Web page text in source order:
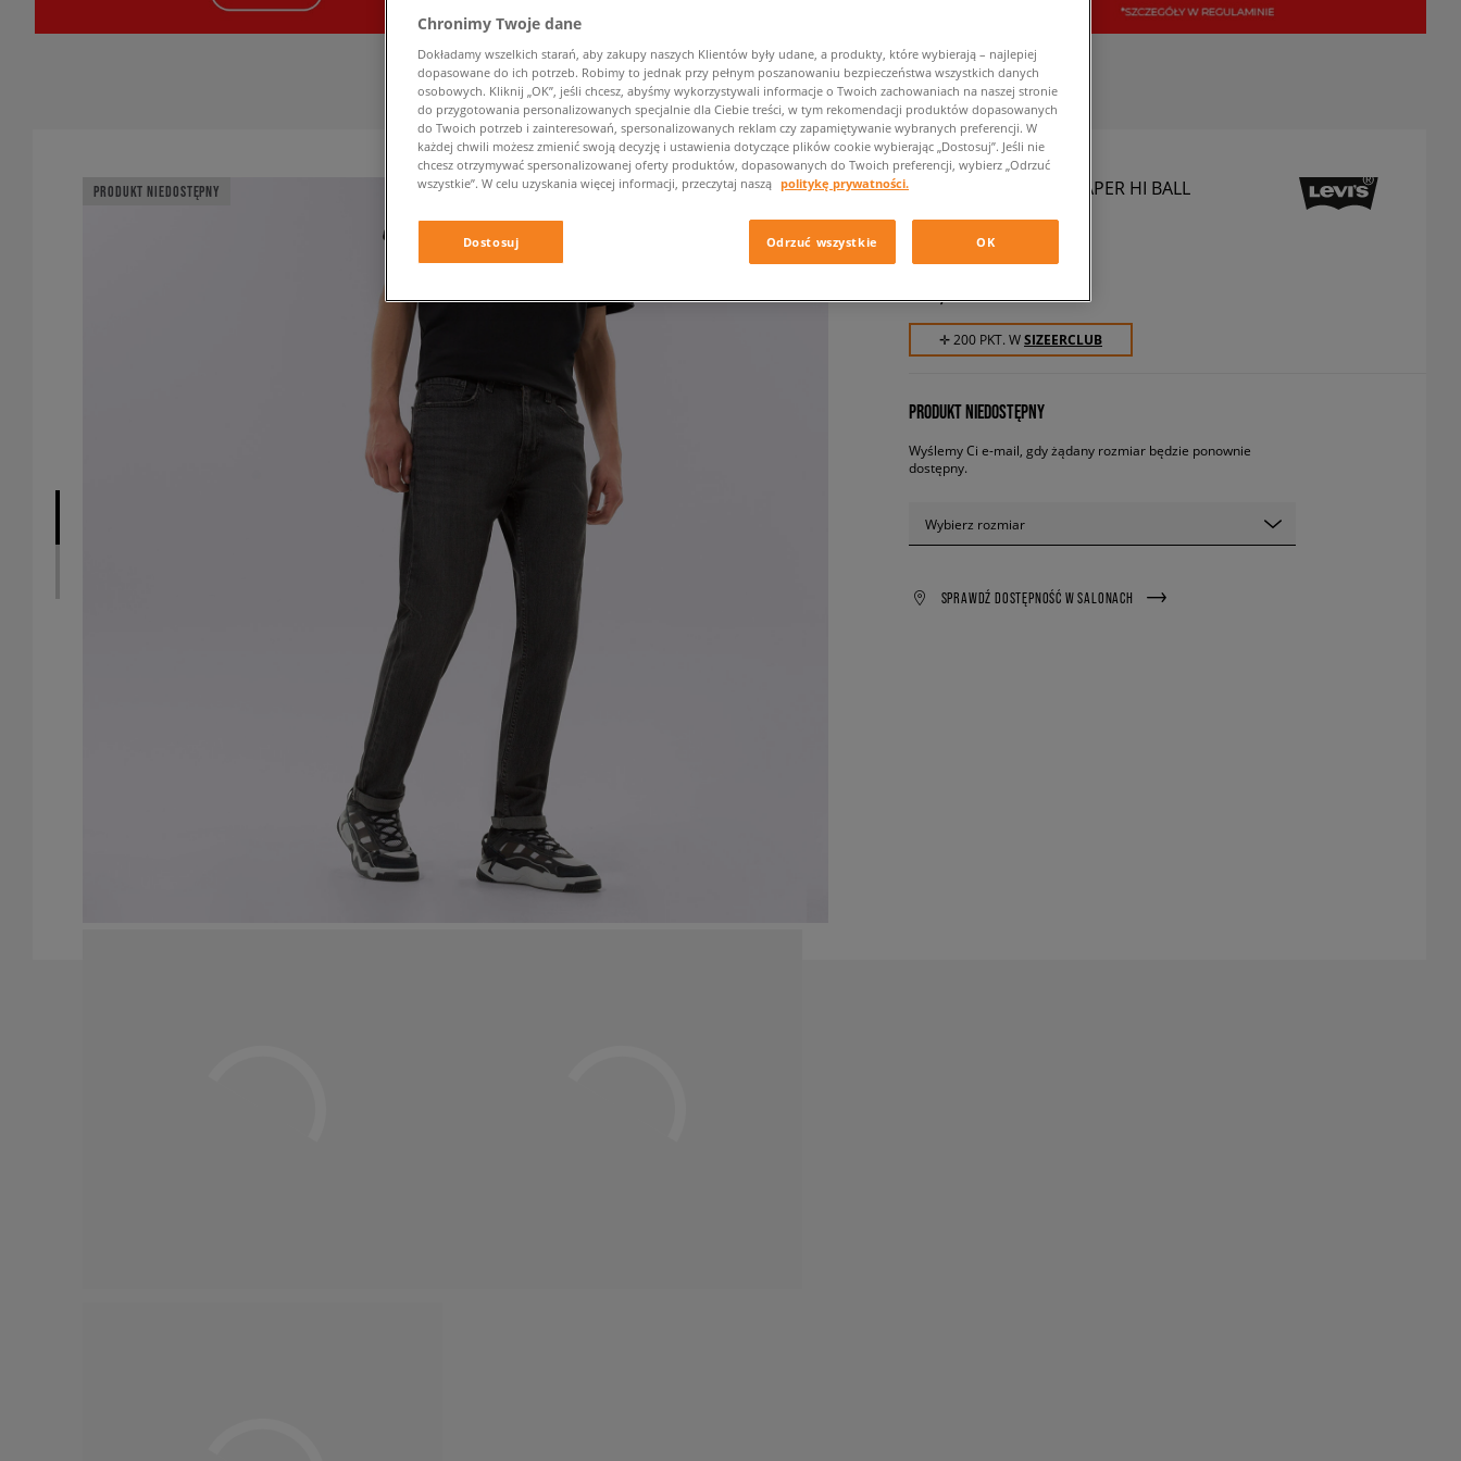
PRODUKT NIEDOSTĘPNY LEVI'S SPODNIE 502 TAPER HI BALL
męskie, spodnie
✛ 200 PKT. WSIZEERCLUB
PRODUKT NIEDOSTĘPNY
Wyślemy Ci e-mail, gdy żądany rozmiar będzie ponownie
dostępny.
Wybierz rozmiar
SPRAWDŹ DOSTĘPNOŚĆ W SALONACH
Chronimy Twoje dane
Dokładamy wszelkich starań, aby zakupy naszych Klientów były udane, a produkty, które wybierają – najlepiej
dopasowane do ich potrzeb. Robimy to jednak przy pełnym poszanowaniu bezpieczeństwa wszystkich danych
osobowych. Kliknij „OK”, jeśli chcesz, abyśmy wykorzystywali informacje o Twoich zachowaniach na naszej stronie
do przygotowania personalizowanych specjalnie dla Ciebie treści, w tym rekomendacji produktów dopasowanych
do Twoich potrzeb i zainteresowań, spersonalizowanych reklam czy zapamiętywanie wybranych preferencji. W
każdej chwili możesz zmienić swoją decyzję i ustawienia dotyczące plików cookie wybierając „Dostosuj”. Jeśli nie
chcesz otrzymywać spersonalizowanej oferty produktów, dopasowanych do Twoich preferencji, wybierz „Odrzuć
wszystkie”. W celu uzyskania więcej informacji, przeczytaj naszą politykę prywatności.
Dostosuj Odrzuć wszystkie OK